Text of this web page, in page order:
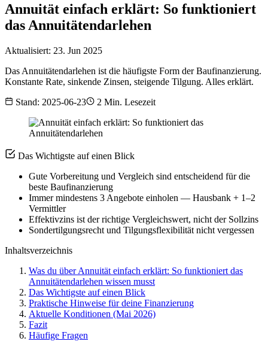
Annuität einfach erklärt: So funktioniert
das Annuitätendarlehen
Aktualisiert: 23. Jun 2025
Das Annuitätendarlehen ist die häufigste Form der Baufinanzierung.
Konstante Rate, sinkende Zinsen, steigende Tilgung. Alles erklärt.
Stand: 2025-06-23
2 Min. Lesezeit
Das Wichtigste auf einen Blick
Gute Vorbereitung und Vergleich sind entscheidend für die
beste Baufinanzierung
Immer mindestens 3 Angebote einholen — Hausbank + 1–2
Vermittler
Effektivzins ist der richtige Vergleichswert, nicht der Sollzins
Sondertilgungsrecht und Tilgungsflexibilität nicht vergessen
Inhaltsverzeichnis
Was du über Annuität einfach erklärt: So funktioniert das
Annuitätendarlehen wissen musst
Das Wichtigste auf einen Blick
Praktische Hinweise für deine Finanzierung
Aktuelle Konditionen (Mai 2026)
Fazit
Häufige Fragen